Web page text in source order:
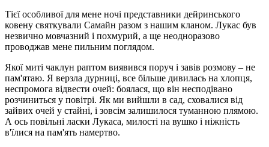
Тієї особливої ​​для мене ночі представники дейринського
ковену святкували Самайн разом з нашим кланом. Лукас був
незвично мовчазний і похмурий, а ще неодноразово
проводжав мене пильним поглядом.
Якої миті чаклун раптом виявився поруч і завів розмову – не
пам'ятаю. Я верзла дурниці, все більше дивилась на хлопця,
неспромога відвести очей: боялася, що він несподівано
розчиниться у повітрі. Як ми вийшли в сад, сховалися від
зайвих очей у стайні, і зовсім залишилося туманною плямою.
А ось повільні ласки Лукаса, милості на вушко і ніжність
в'їлися на пам'ять намертво.